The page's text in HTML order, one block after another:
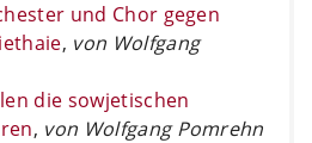
und Chor gegen
, von Wolfgang
die sowjetischen
, von Wolfgang Pomrehn